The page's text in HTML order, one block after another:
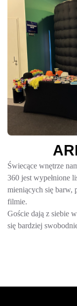
AR
Świecące wnętrze
360 jest wypełnione
mieniących się barw,
filmie.
Goście dają z siebie
się bardziej